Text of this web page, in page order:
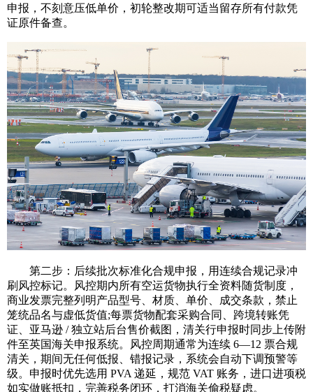
申报，不刻意压低单价，初轮整改期可适当留存所有付款凭
证原件备查。
第二步：后续批次标准化合规申报，用连续合规记录冲
刷风控标记。风控期内所有空运货物执行全资料随货制度，
商业发票完整列明产品型号、材质、单价、成交条款，禁止
笼统品名与虚低货值;每票货物配套采购合同、跨境转账凭
证、亚马逊 / 独立站后台售价截图，清关行申报时同步上传附
件至英国海关申报系统。风控周期通常为连续 6—12 票合规
清关，期间无任何低报、错报记录，系统会自动下调预警等
级。申报时优先选用 PVA 递延，规范 VAT 账务，进口进项税
如实做账抵扣，完善税务闭环，打消海关偷税疑虑。